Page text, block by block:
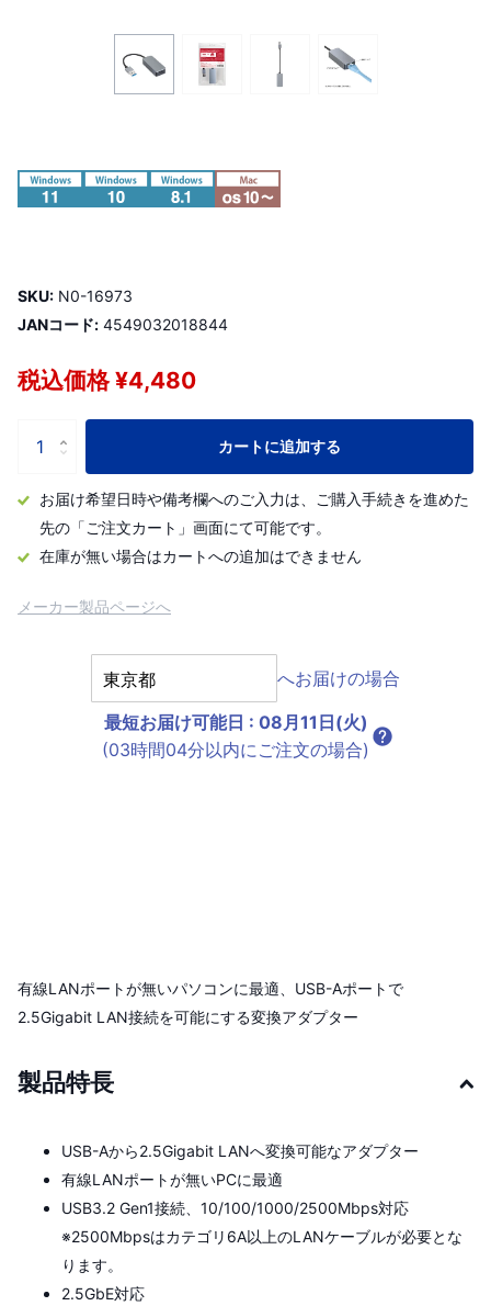
SKU: N0-16973
JANコード: 4549032018844
税込価格 ¥4,480
カートに追加する
お届け希望日時や備考欄へのご入力は、ご購入手続きを進めた
先の「ご注文カート」画面にて可能です。
在庫が無い場合はカートへの追加はできません
メーカー製品ページへ
へお届けの場合
最短お届け可能日 : 08月11日(火)
(03時間04分以内にご注文の場合)
有線LANポートが無いパソコンに最適、USB-Aポートで
2.5Gigabit LAN接続を可能にする変換アダプター
製品特長
USB-Aから2.5Gigabit LANへ変換可能なアダプター
有線LANポートが無いPCに最適
USB3.2 Gen1接続、10/100/1000/2500Mbps対応
※2500Mbpsはカテゴリ6A以上のLANケーブルが必要とな
ります。
2.5GbE対応